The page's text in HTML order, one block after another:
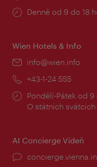
Provozní
Denně od 9 do 18
Wien Hotels & Info
E-
info@wien.info
Telefon:
+43-1-24 555
Provozní
doba:
Pondělí-Pátek od 9
O státních
AI Concierge Vídeň